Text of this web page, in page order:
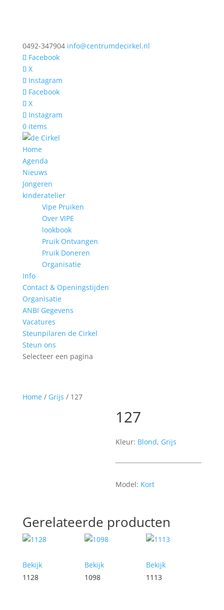
0492-347904 info@centrumdecirkel.nl
Facebook
X
Instagram
Facebook
X
Instagram
0 items
Home
Agenda
Nieuws
Jongeren
kinderatelier
Vipe Pruiken
Over VIPE
lookbook
Pruik Ontvangen
Pruik Doneren
Organisatie
Info
Contact & Openingstijden
Organisatie
ANBI Gegevens
Vacatures
Steunpilaren de Cirkel
Steun ons
Selecteer een pagina
Home/ Grijs / 127
127
Kleur: Blond, Grijs
Model: Kort
Gerelateerde producten
Bekijk
1128
Bekijk
1098
Bekijk
1113